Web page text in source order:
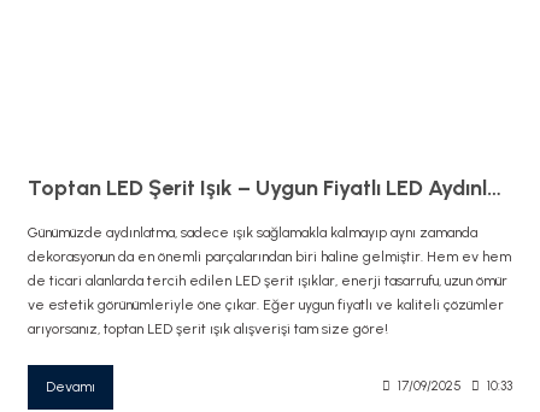
Toptan LED Şerit Işık – Uygun Fiyatlı LED Aydınlatma Çözümleri
Günümüzde aydınlatma, sadece ışık sağlamakla kalmayıp aynı zamanda
dekorasyonun da en önemli parçalarından biri haline gelmiştir. Hem ev hem
de ticari alanlarda tercih edilen LED şerit ışıklar, enerji tasarrufu, uzun ömür
ve estetik görünümleriyle öne çıkar. Eğer uygun fiyatlı ve kaliteli çözümler
arıyorsanız, toptan LED şerit ışık alışverişi tam size göre!
Devamı 17/09/2025 10:33